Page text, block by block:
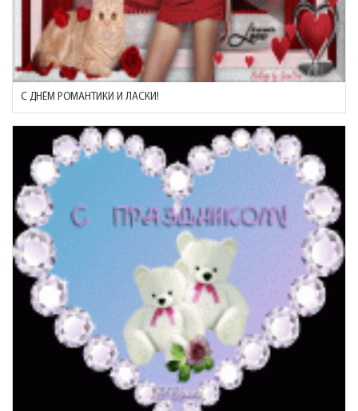
С ДНЁМ РОМАНТИКИ И ЛАСКИ!